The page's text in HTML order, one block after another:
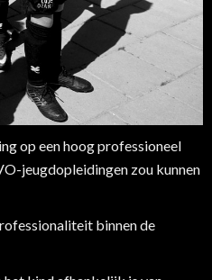
op een hoog professioneel
jeugdopleidingen zou kunnen
binnen de